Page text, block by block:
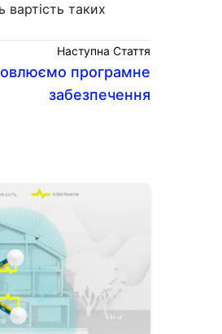
вартість таких
Наступна Стаття
програмне
забезпечення